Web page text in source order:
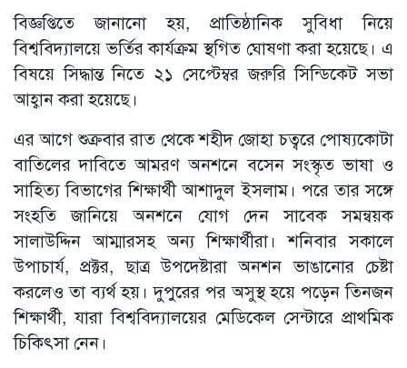
বিজ্ঞপ্তিতে জানানো হয়, প্রাতিষ্ঠানিক সুবিধা নিয়ে
বিশ্ববিদ্যালয়ে ভর্তির কার্যক্রম স্থগিত ঘোষণা করা হয়েছে। এ
বিষয়ে সিদ্ধান্ত নিতে ২১ সেপ্টেম্বর জরুরি সিন্ডিকেট সভা
আহ্বান করা হয়েছে।
এর আগে শুক্রবার রাত থেকে শহীদ জোহা চত্বরে পোষ্যকোটা
বাতিলের দাবিতে আমরণ অনশনে বসেন সংস্কৃত ভাষা ও
সাহিত্য বিভাগের শিক্ষার্থী আশাদুল ইসলাম। পরে তার সঙ্গে
সংহতি জানিয়ে অনশনে যোগ দেন সাবেক সমন্বয়ক
সালাউদ্দিন আম্মারসহ অন্য শিক্ষার্থীরা। শনিবার সকালে
উপাচার্য, প্রক্টর, ছাত্র উপদেষ্টারা অনশন ভাঙানোর চেষ্টা
করলেও তা ব্যর্থ হয়। দুপুরের পর অসুস্থ হয়ে পড়েন তিনজন
শিক্ষার্থী, যারা বিশ্ববিদ্যালয়ের মেডিকেল সেন্টারে প্রাথমিক
চিকিৎসা নেন।